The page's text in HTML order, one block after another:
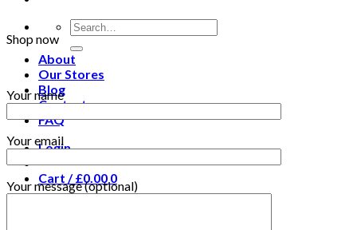
Search
for:
About
Our Stores
Blog
Contact
FAQ
Login
Cart /£0.00 0
Shop now
Your name
Your email
Your message (optional)